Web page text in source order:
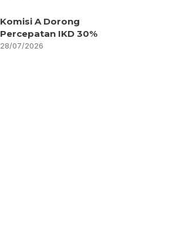
Komisi A Dorong
Percepatan IKD 30%
28/07/2026